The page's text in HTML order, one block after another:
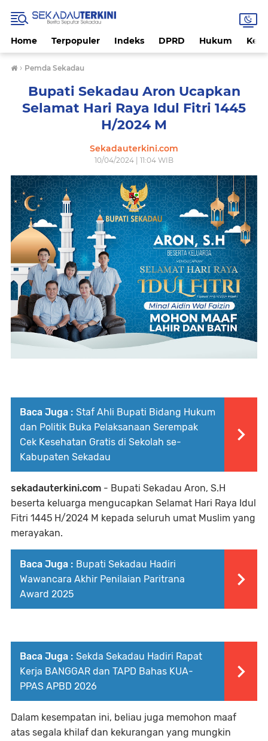
Home Terpopuler Indeks DPRD Hukum
› Pemda Sekadau
Bupati Sekadau Aron Ucapkan
Selamat Hari Raya Idul Fitri 1445
H/2024 M
Sekadauterkini.com
10/04/2024 | 11:04 WIB
Baca Juga : Staf Ahli Bupati Bidang Hukum
dan Politik Buka Pelaksanaan Serempak
Cek Kesehatan Gratis di Sekolah se-
Kabupaten Sekadau
sekadauterkini.com - Bupati Sekadau Aron, S.H
beserta keluarga mengucapkan Selamat Hari Raya Idul
Fitri 1445 H/2024 M kepada seluruh umat Muslim yang
merayakan.
Baca Juga : Bupati Sekadau Hadiri
Wawancara Akhir Penilaian Paritrana
Award 2025
Baca Juga : Sekda Sekadau Hadiri Rapat
Kerja BANGGAR dan TAPD Bahas KUA-
PPAS APBD 2026
Dalam kesempatan ini, beliau juga memohon maaf
atas segala khilaf dan kekurangan yang mungkin